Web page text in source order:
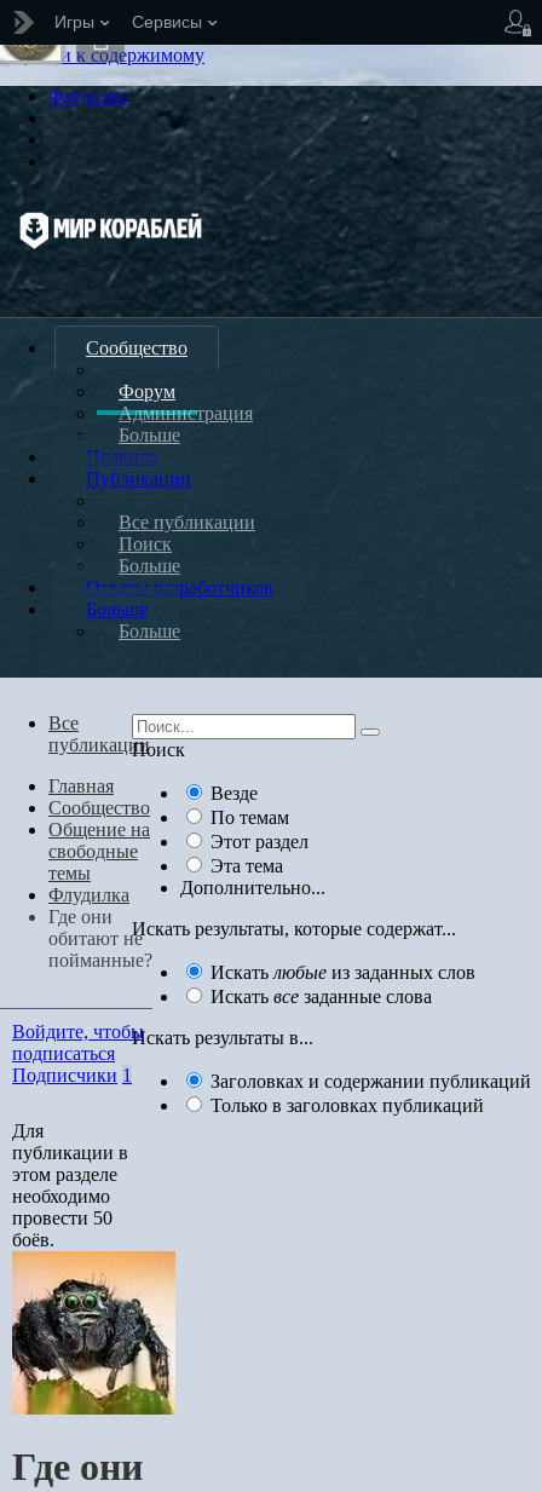
Игры Сервисы
Перейти к содержимому
Флудилка
Сообщество
Форум
Администрация
Больше
Правила
Публикации
Все публикации
Поиск
Больше
Ответы разработчиков
Больше
Больше
Поиск
Везде
По темам
Этот раздел
Эта тема
Дополнительно...
Искать результаты, которые содержат...
Искать любые из заданных слов
Искать все заданные слова
Искать результаты в...
Заголовках и содержании публикаций
Только в заголовках публикаций
Все
публикации
Главная
Сообщество
Общение на
свободные
темы
Флудилка
Где они
обитают не
пойманные?
Войдите, чтобы
подписаться
Подписчики 1
Для
публикации в
этом разделе
необходимо
провести 50
боёв.
Где они